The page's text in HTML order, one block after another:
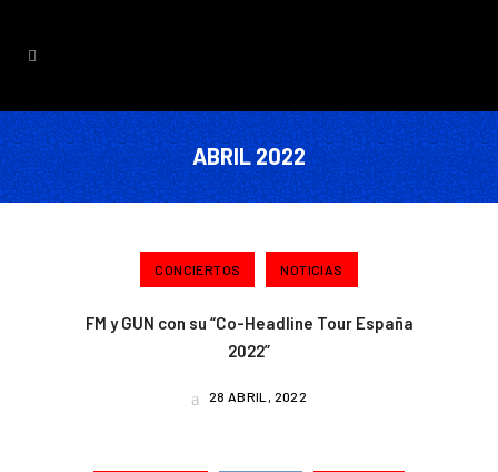
ABRIL 2022
CONCIERTOS NOTICIAS
FM y GUN con su “Co-Headline Tour España
2022”
28 ABRIL, 2022